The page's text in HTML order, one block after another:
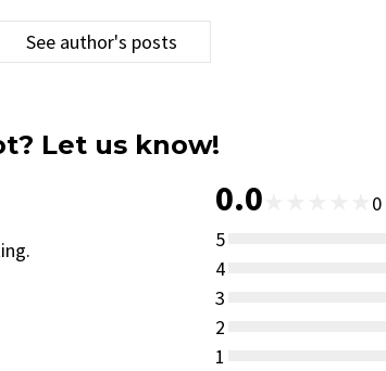
See author's posts
Let us know!
0.0 0
5
4
3
2
1